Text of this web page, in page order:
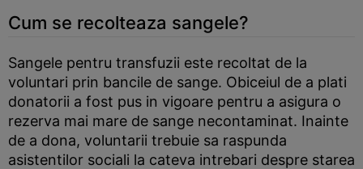
Cum se recolteaza sangele?
Sangele pentru transfuzii este recoltat de la
voluntari prin bancile de sange. Obiceiul de a plati
donatorii a fost pus in vigoare pentru a asigura o
rezerva mai mare de sange necontaminat. Inainte
de a dona, voluntarii trebuie sa raspunda
asistentilor sociali la cateva intrebari despre starea